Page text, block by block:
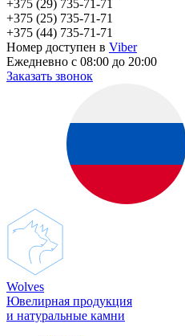
+375 (29) 735-71-71
+375 (25) 735-71-71
+375 (44) 735-71-71
Номер доступен в Viber
Ежедневно с 08:00 до 20:00
Заказать звонок
Wolves
Ювелирная продукция
и натуральные камни